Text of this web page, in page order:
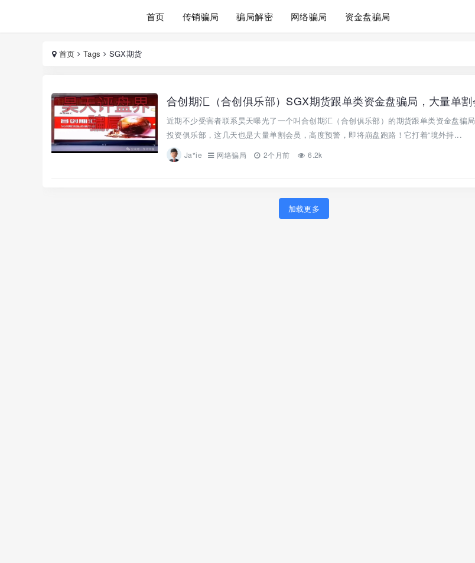
首页 传销骗局 骗局解密 网络骗局 资金盘骗局
首页 Tags SGX期货
近期不少受害者联系昊天曝光了一个叫合创期汇（合创俱乐部）的期货跟单类资金盘骗
投资俱乐部，这几天也是大量单割会员，高度预警，即将崩盘跑路！它打着“境外持...
Ja*ie 网络骗局 2个月前 6.2k
加载更多